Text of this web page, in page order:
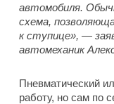
автомобиля.
схема,
к ступице», —
автомеханик
Пневматический
работу, но сам по